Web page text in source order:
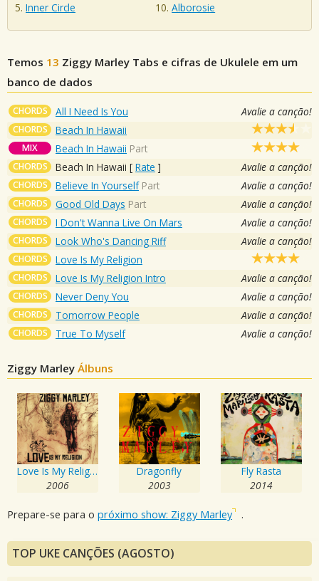
Inner Circle
Alborosie
Temos 13 Ziggy Marley Tabs e cifras de Ukulele em um
banco de dados
CHORDS All I Need Is You Avalie a canção!
CHORDS Beach In Hawaii
MIX Beach In Hawaii Part
CHORDS Beach In Hawaii [ Rate ] Avalie a canção!
CHORDS Believe In Yourself Part Avalie a canção!
CHORDS Good Old Days Part Avalie a canção!
CHORDS I Don't Wanna Live On Mars Avalie a canção!
CHORDS Look Who's Dancing Riff Avalie a canção!
CHORDS Love Is My Religion
CHORDS Love Is My Religion Intro Avalie a canção!
CHORDS Never Deny You Avalie a canção!
CHORDS Tomorrow People Avalie a canção!
CHORDS True To Myself Avalie a canção!
Ziggy Marley Álbuns
Love Is My Religion
2006
Dragonfly
2003
Fly Rasta
2014
Prepare-se para o próximo show: Ziggy Marley .
TOP UKE CANÇÕES (AGOSTO)